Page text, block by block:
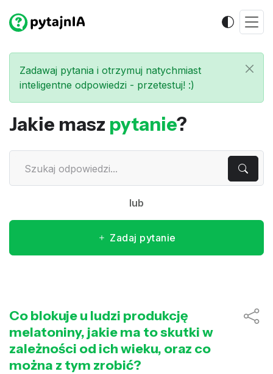
Zadawaj pytania i otrzymuj natychmiast
inteligentne odpowiedzi - przetestuj! :)
Jakie masz pytanie?
lub
Zadaj pytanie
Co blokuje u ludzi produkcję
melatoniny, jakie ma to skutki w
zależności od ich wieku, oraz co
można z tym zrobić?